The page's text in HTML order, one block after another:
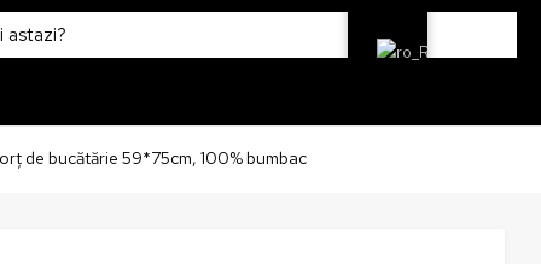
de bucătărie 59*75cm, 100% bumbac